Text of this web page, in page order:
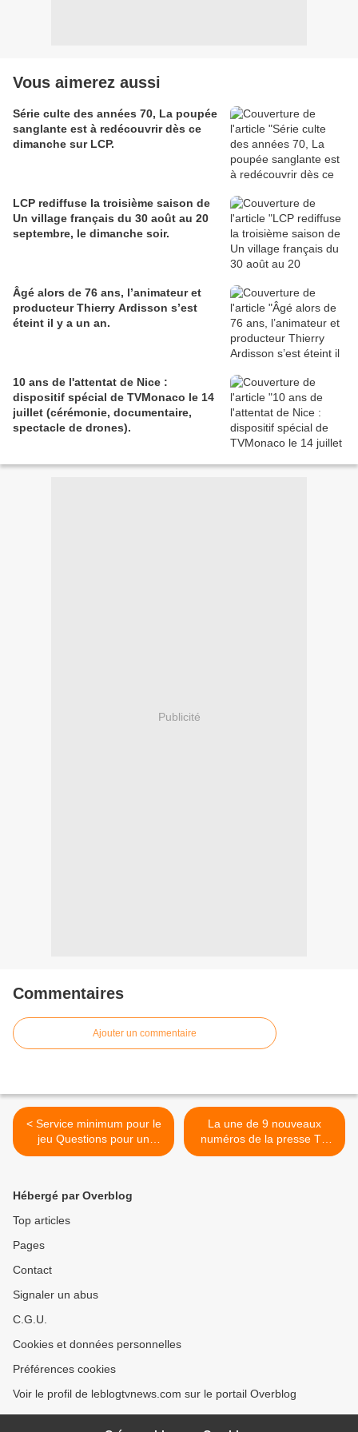
Vous aimerez aussi
Série culte des années 70, La poupée
sanglante est à redécouvrir dès ce
dimanche sur LCP.
LCP rediffuse la troisième saison de
Un village français du 30 août au 20
septembre, le dimanche soir.
Âgé alors de 76 ans, l’animateur et
producteur Thierry Ardisson s’est
éteint il y a un an.
10 ans de l'attentat de Nice :
dispositif spécial de TVMonaco le 14
juillet (cérémonie, documentaire,
spectacle de drones).
Publicité
Commentaires
Ajouter un commentaire
< Service minimum pour le
jeu Questions pour un
champion dès la rentrée sur
La une de 9 nouveaux
numéros de la presse TV
parus cette fin juin. >
Hébergé par Overblog
Top articles
Pages
Contact
Signaler un abus
C.G.U.
Cookies et données personnelles
Préférences cookies
Voir le profil de leblogtvnews.com sur le portail Overblog